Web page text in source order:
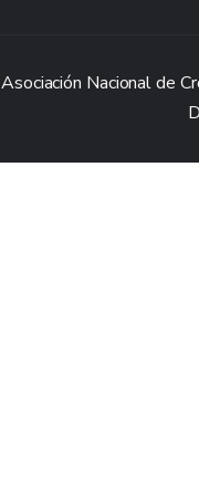
Asociación Nacional de